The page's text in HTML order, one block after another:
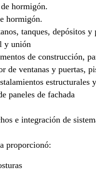
hormigón.
hormigón.
tanques, depósitos y
y unión
de construcción,
de ventanas y puertas,
estructurales
paneles de fachada
e integración de
proporcionó: